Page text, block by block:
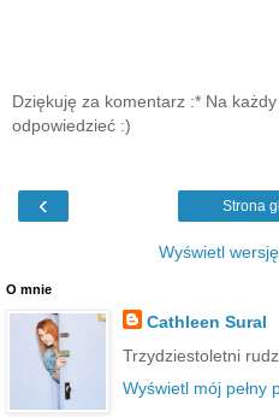
Dziękuję za komentarz :* Na
odpowiedzieć :)
‹ Strona
Wyświetl
O mnie
Cathleen Sural
Trzydziestoletni
Wyświetl mój pełny